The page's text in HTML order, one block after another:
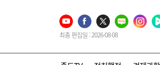
최종 편집일 : 2026-08-08